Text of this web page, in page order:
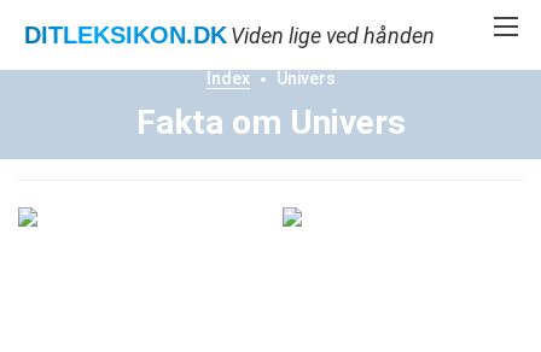
DITLEKSIKON.DKViden lige ved hånden
Index Univers
Fakta om Univers